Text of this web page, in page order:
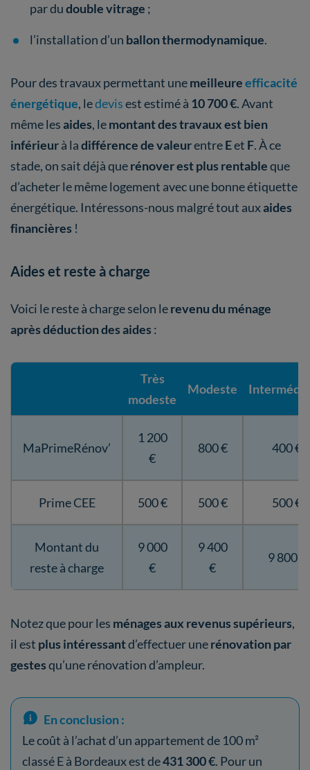
par dudouble vitrage ;
l’installation d’un ballon thermodynamique.
Pour des travaux permettant unemeilleureefficacité
énergétique, ledevisest estimé à 10 700 €. Avant
même lesaides, lemontant des travaux est bien
inférieurà ladifférence de valeurentreEet F. À ce
stade, on sait déjà querénover est plus rentableque
d’acheter le même logement avec une bonne étiquette
énergétique. Intéressons-nous malgré tout auxaides
financières !
Aides et reste à charge
Voici le reste à charge selon lerevenu du ménage
après déduction des aides :
Très
modeste
Modeste
MaPrimeRénov’
1 200
€
800 € 400 €
Prime CEE 500 € 500 € 500 €
Montant du
reste à charge
9 000
€
9 400
€
9 800 €
Notez que pour les ménages aux revenus supérieurs,
il est plus intéressantd’effectuer unerénovation par
gestesqu’une rénovation d’ampleur.
En conclusion :
Le coût à l’achat d’un appartement de 100 m²
classé E à Bordeaux est de431 300 €. Pour un